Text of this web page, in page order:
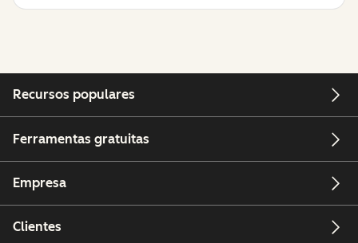
Recursos populares
Ferramentas gratuitas
Empresa
Clientes